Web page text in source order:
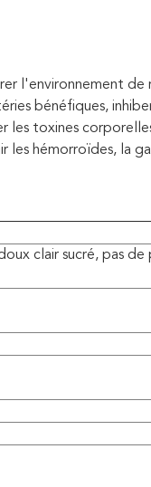
l'environnement
bénéfiques,
les toxines
hémorroïdes, la
clair sucré, pas